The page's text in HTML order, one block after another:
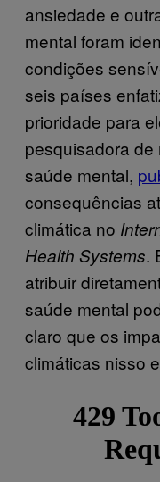
ansiedade e
mental foram
condições
seis países
prioridade para
pesquisadora
saúde mental,
consequências
climática no
Health Systems.
atribuir
saúde mental
claro que os
climáticas nisso